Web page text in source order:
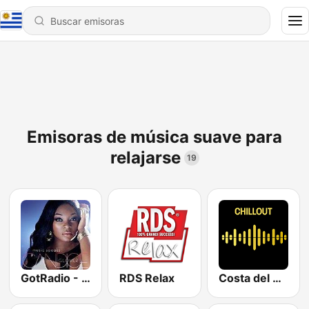
Emisoras de música suave para
relajarse
19
GotRadio - Urban Lounge RDS Relax Costa del Mar Chillout